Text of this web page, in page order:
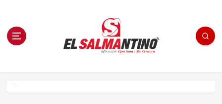
n El Salmantino - medios/noticias/editorial